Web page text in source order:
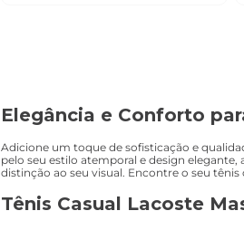
Elegância e Conforto
Adicione um toque de sofisticação e
pelo seu estilo atemporal e design
distinção ao seu visual. Encontre o seu
Tênis Casual Lacoste